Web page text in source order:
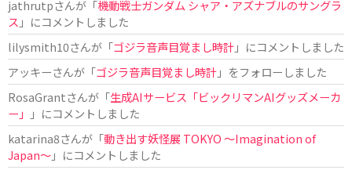
jathrutpさんが「機動戦士ガンダム シャア・アズナブルのサングラ
ス 」にコメントしました
lilysmith10さんが「ゴジラ音声目覚まし時計」にコメントしました
アッキーさんが「ゴジラ音声目覚まし時計」をフォローしました
RosaGrantさんが「生成AIサービス「ビックリマンAIグッズメーカ
ー」
」にコメントしました
katarina8さんが「動き出す妖怪展 TOKYO 〜Imagination of
Japan〜」にコメントしました